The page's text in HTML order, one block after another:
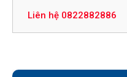
Liên hệ 0822882886